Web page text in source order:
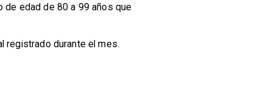
de edad de 80 a 99 años que
registrado durante el mes.